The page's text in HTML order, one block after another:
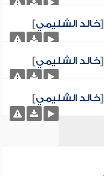
[خالد الشليمي]
[خالد الشليمي]
[خالد الشليمي]